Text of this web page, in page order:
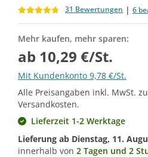
31 Bewertungen | 6
Mehr kaufen, mehr sparen:
ab 10,29 €/St.
Mit Kundenkonto 9,78 €/St.
Alle Preisangaben inkl. MwSt.
Versandkosten.
Lieferzeit 1-2 Werktage
Lieferung ab Dienstag, 11.
innerhalb von 2 Tagen und 2